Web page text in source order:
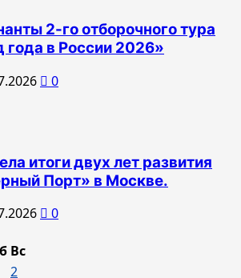
2-го отборочного тура
года в России 2026»
0
итоги двух лет развития
Порт» в Москве.
0
Вс
2